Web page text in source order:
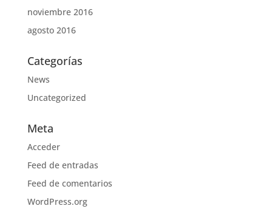
noviembre 2016
agosto 2016
Categorías
News
Uncategorized
Meta
Acceder
Feed de entradas
Feed de comentarios
WordPress.org